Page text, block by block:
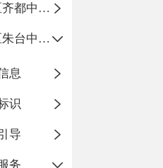
临淄区齐都中心卫生院
临淄区朱台中心卫生院
息
识
导
务